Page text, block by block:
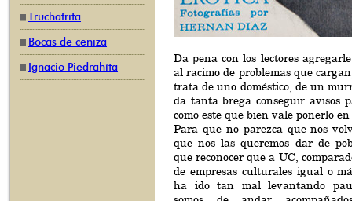
Truchafrita
Bocas de ceniza
Ignacio Piedrahíta
Da pena con los lectores
al racimo de problemas que
trata de uno doméstico, de un
da tanta brega conseguir avisos
como este que bien vale ponerlo
Para que no parezca que nos
que nos las queremos dar de
que reconocer que a UC,
de empresas culturales igual o
ha ido tan mal levantando